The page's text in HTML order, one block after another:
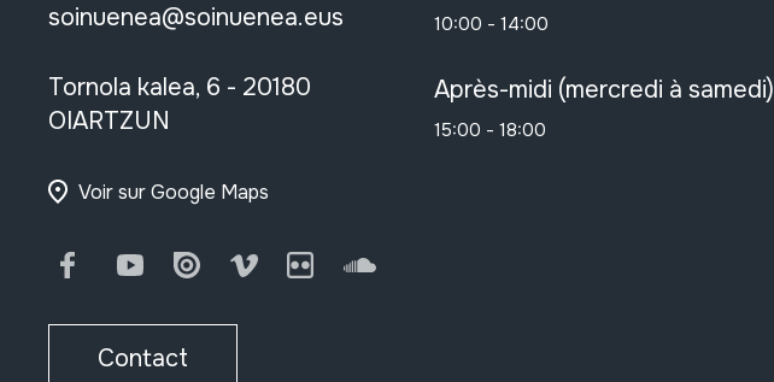
soinuenea@soinuenea.eus
Tornola kalea, 6 - 20180
OIARTZUN
Voir sur Google Maps
FacebookYoutubeIssuu Vimeo FlickrSoundCloud
Contact
10:00 - 14:00
Après-midi (mercredi à samedi)
15:00 - 18:00